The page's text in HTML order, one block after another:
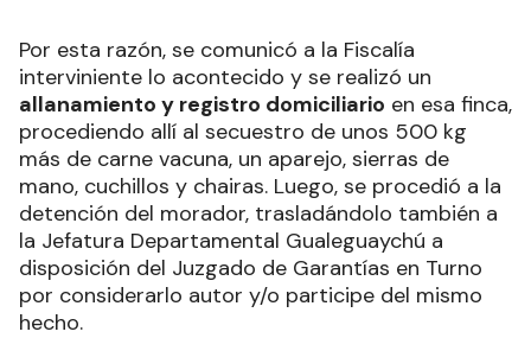
Por esta razón, se comunicó a la Fiscalía
interviniente lo acontecido y se realizó un
allanamiento y registro domiciliario en esa finca,
procediendo allí al secuestro de unos 500 kg
más de carne vacuna, un aparejo, sierras de
mano, cuchillos y chairas. Luego, se procedió a la
detención del morador, trasladándolo también a
la Jefatura Departamental Gualeguaychú a
disposición del Juzgado de Garantías en Turno
por considerarlo autor y/o participe del mismo
hecho.